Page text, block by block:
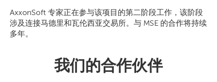
AxxonSoft 专家正在参与该项目的第二阶段工作，该阶段
涉及连接马德里和瓦伦西亚交易所。与 MSE 的合作将持续
多年。
我们的合作伙伴